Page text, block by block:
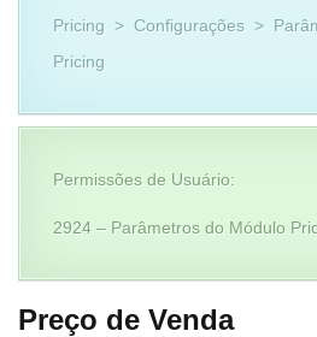
Pricing > Configurações >
Pricing
Permissões de Usuário:
2924 – Parâmetros do Módulo
Preço de Venda